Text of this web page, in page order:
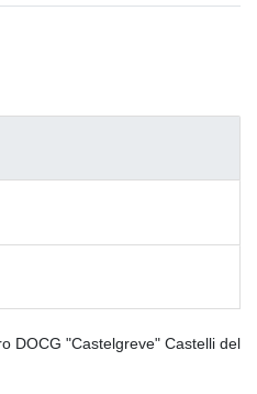
DOCG "Castelgreve" Castelli del